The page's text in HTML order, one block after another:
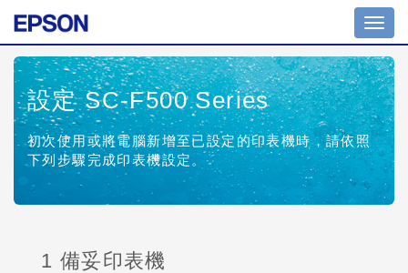
設定 SC-F500 Series
初次使用或將電腦新增至已設定的印表機時，請依照
下列步驟完成印表機設定。
1 備妥印表機